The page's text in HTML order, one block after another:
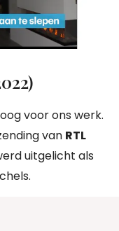
voor ons werk.
van RTL
uitgelicht als